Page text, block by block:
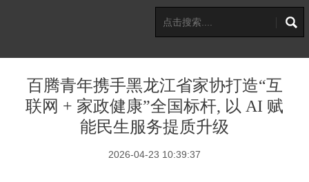
百腾青年携手黑龙江省家协打造“互
联网 + 家政健康”全国标杆, 以 AI 赋
能民生服务提质升级
2026-04-23 10:39:37